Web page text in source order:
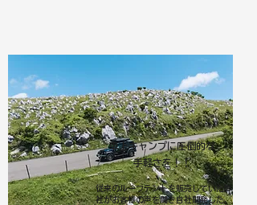
​車上キャンプに圧倒的な
手軽さを！！
従来のルーフテントを販売していた弊
社がお客様の声を聞き自社開発した、